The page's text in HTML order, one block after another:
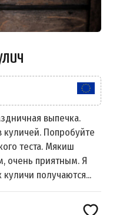
выпечка.
куличей. Попробуйте
теста. Мякиш
очень приятным. Я
получаются...